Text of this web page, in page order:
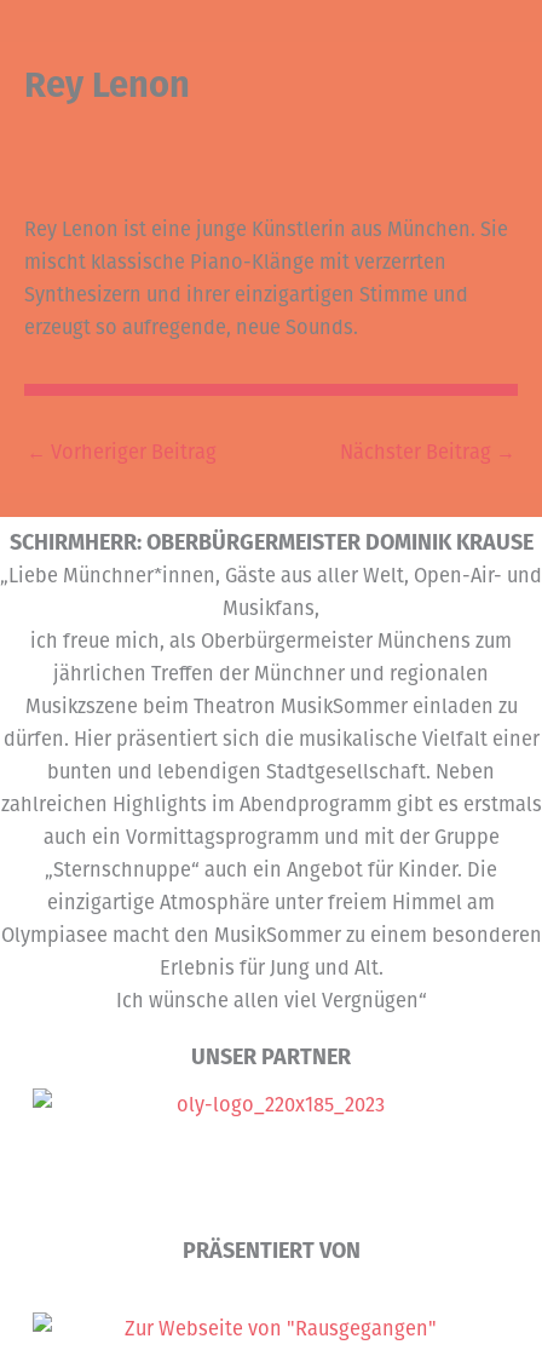
Rey Lenon
Rey Lenon ist eine junge Künstlerin aus München. Sie
mischt klassische Piano-Klänge mit verzerrten
Synthesizern und ihrer einzigartigen Stimme und
erzeugt so aufregende, neue Sounds.
← Vorheriger Beitrag Nächster Beitrag →
SCHIRMHERR: OBERBÜRGERMEISTER DOMINIK KRAUSE
„Liebe Münchner*innen, Gäste aus aller Welt, Open-Air- und
Musikfans,
ich freue mich, als Oberbürgermeister Münchens zum
jährlichen Treffen der Münchner und regionalen
Musikzszene beim Theatron MusikSommer einladen zu
dürfen. Hier präsentiert sich die musikalische Vielfalt einer
bunten und lebendigen Stadtgesellschaft. Neben
zahlreichen Highlights im Abendprogramm gibt es erstmals
auch ein Vormittagsprogramm und mit der Gruppe
„Sternschnuppe“ auch ein Angebot für Kinder. Die
einzigartige Atmosphäre unter freiem Himmel am
Olympiasee macht den MusikSommer zu einem besonderen
Erlebnis für Jung und Alt.
Ich wünsche allen viel Vergnügen“
UNSER PARTNER
PRÄSENTIERT VON